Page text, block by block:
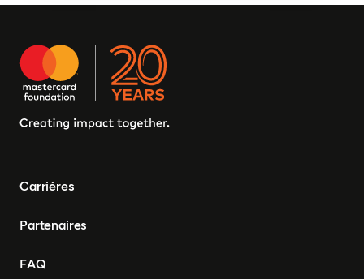
Carrières
Partenaires
FAQ